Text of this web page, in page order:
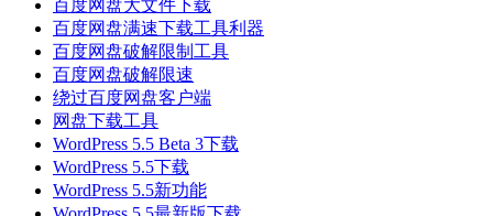
百度网盘大文件下载
百度网盘满速下载工具利器
百度网盘破解限制工具
百度网盘破解限速
绕过百度网盘客户端
网盘下载工具
WordPress 5.5 Beta 3下载
WordPress 5.5下载
WordPress 5.5新功能